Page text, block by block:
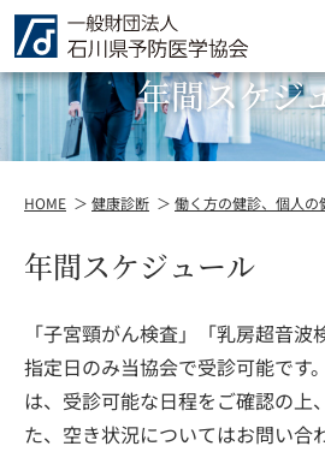
働く方の健診、個人
年間スケジ
HOME 健康診断 働く方の健診、個人の
年間スケジュール
「子宮頸がん検査」「乳房超音
指定日のみ当協会で受診可能です
は、受診可能な日程をご確認の上
た、空き状況についてはお問い合